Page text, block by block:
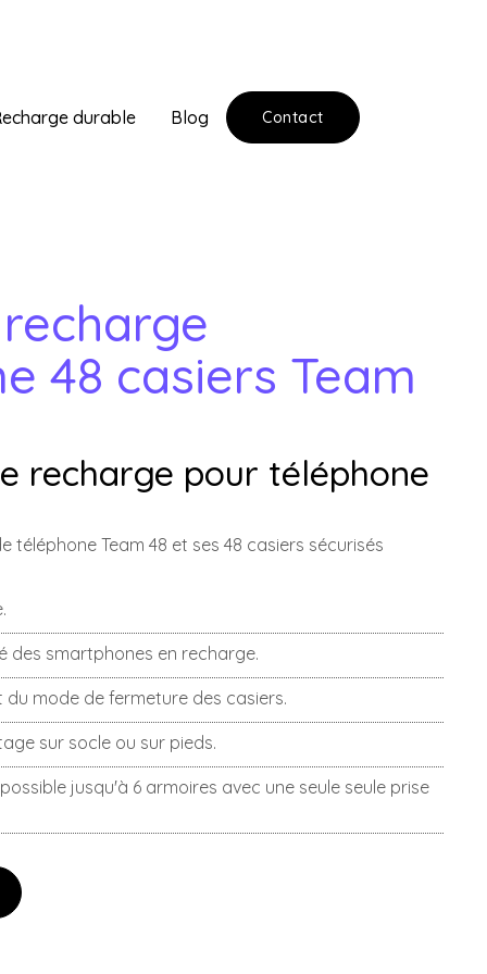
durable Blog Contact
48 casiers Team
recharge pour téléphone
téléphone Team 48 et ses 48 casiers sécurisés
des smartphones en recharge.
du mode de fermeture des casiers.
sur socle ou sur pieds.
jusqu'à 6 armoires avec une seule seule prise